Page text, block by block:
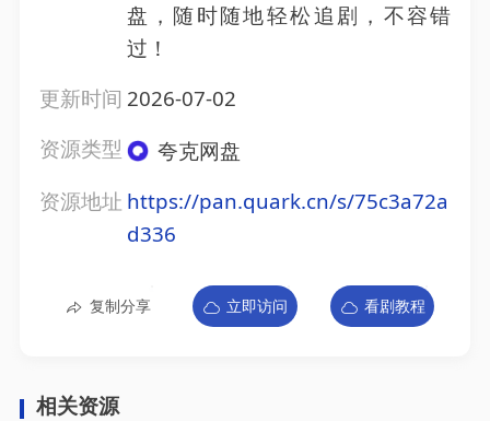
盘，随时随地轻松追剧，不容错
过！
更新时间 2026-07-02
资源类型
夸克网盘
资源地址 https://pan.quark.cn/s/75c3a72a
d336
复制分享 立即访问 看剧教程
相关资源